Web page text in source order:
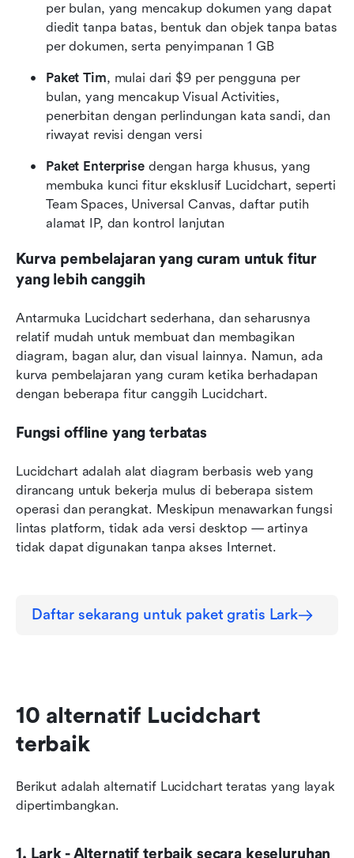
per bulan, yang mencakup dokumen yang dapat
diedit tanpa batas, bentuk dan objek tanpa batas
per dokumen, serta penyimpanan 1 GB
Paket Tim, mulai dari $9 per pengguna per
bulan, yang mencakup Visual Activities,
penerbitan dengan perlindungan kata sandi, dan
riwayat revisi dengan versi
Paket Enterprise dengan harga khusus, yang
membuka kunci fitur eksklusif Lucidchart, seperti
Team Spaces, Universal Canvas, daftar putih
alamat IP, dan kontrol lanjutan
Kurva pembelajaran yang curam untuk fitur
yang lebih canggih
Antarmuka Lucidchart sederhana, dan seharusnya
relatif mudah untuk membuat dan membagikan
diagram, bagan alur, dan visual lainnya. Namun, ada
kurva pembelajaran yang curam ketika berhadapan
dengan beberapa fitur canggih Lucidchart.
Fungsi offline yang terbatas
Lucidchart adalah alat diagram berbasis web yang
dirancang untuk bekerja mulus di beberapa sistem
operasi dan perangkat. Meskipun menawarkan fungsi
lintas platform, tidak ada versi desktop — artinya
tidak dapat digunakan tanpa akses Internet.
Daftar sekarang untuk paket gratis Lark
10 alternatif Lucidchart
terbaik
Berikut adalah alternatif Lucidchart teratas yang layak
dipertimbangkan.
1. Lark - Alternatif terbaik secara keseluruhan